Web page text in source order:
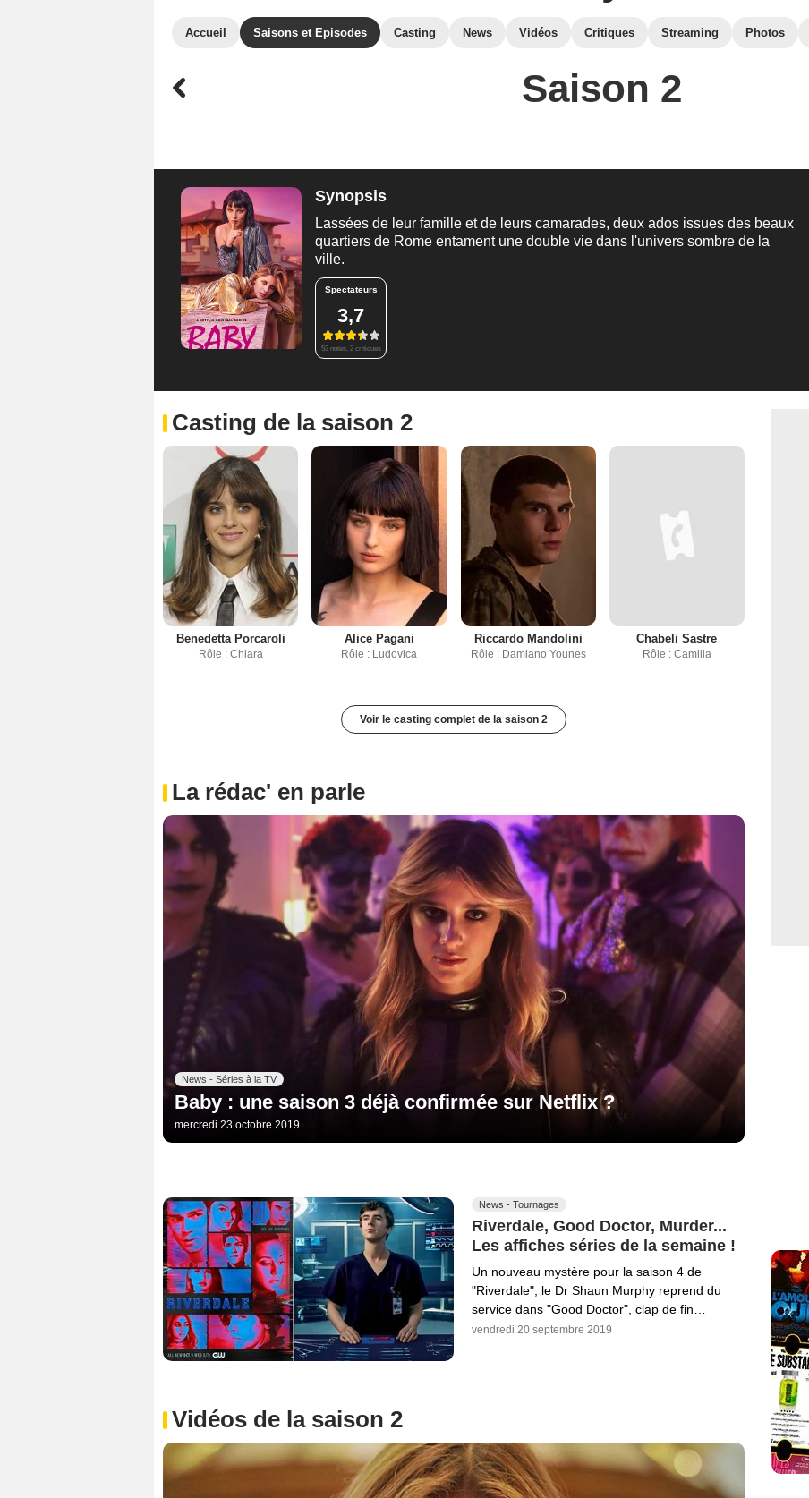
Accueil Saisons et Episodes Casting News Vidéos Critiques Streaming Photos
Saison 2
Synopsis
Lassées de leur famille et de leurs camarades, deux ados issues des beaux
quartiers de Rome entament une double vie dans l'univers sombre de la
ville.
Spectateurs
3,7
53 notes, 2 critiques
Casting de la saison 2
Benedetta Porcaroli
Rôle : Chiara
Alice Pagani
Rôle : Ludovica
Riccardo Mandolini
Rôle : Damiano Younes
Chabeli Sastre
Rôle : Camilla
Voir le casting complet de la saison 2
La rédac' en parle
News - Séries à la TV
Baby : une saison 3 déjà confirmée sur Netflix ?
mercredi 23 octobre 2019
News - Tournages
Riverdale, Good Doctor, Murder...
Les affiches séries de la semaine !
Un nouveau mystère pour la saison 4 de
"Riverdale", le Dr Shaun Murphy reprend du
service dans "Good Doctor", clap de fin…
vendredi 20 septembre 2019
Vidéos de la saison 2